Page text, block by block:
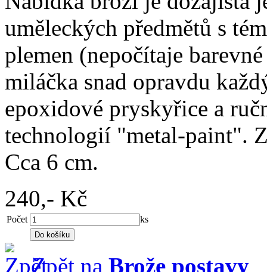
uměleckých předmětů s
plemen (nepočítaje
miláčka snad opravdu
epoxidové pryskyřice a
technologií "metal-paint".
Cca 6 cm.
240,- Kč
Počet ks
Zpět na Brože postavy